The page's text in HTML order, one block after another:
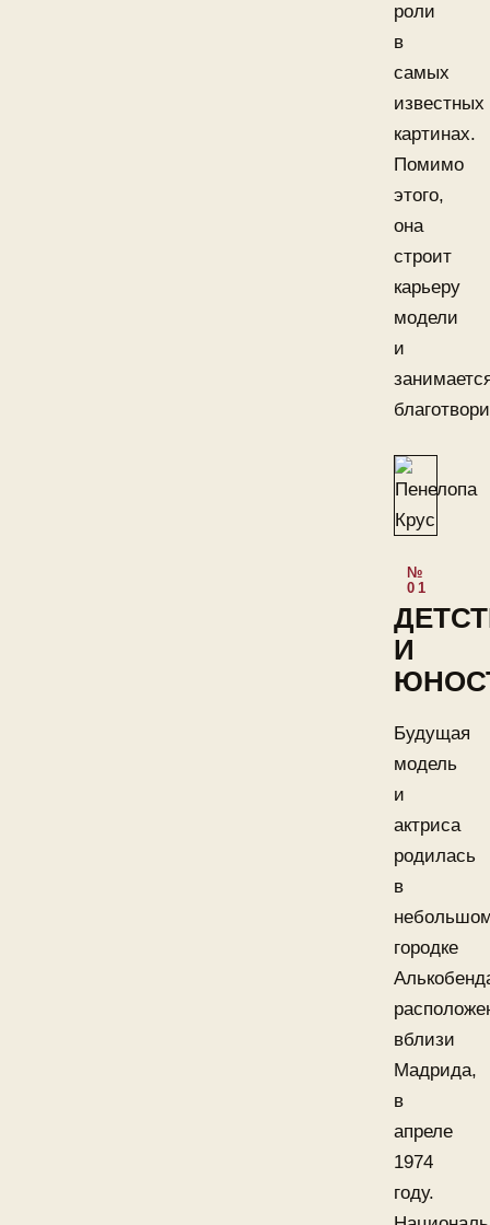
роли
в
самых
известных
картинах.
Помимо
этого,
она
строит
карьеру
модели
и
И
Будущая
модель
и
актриса
родилась
в
городке
вблизи
Мадрида,
в
апреле
1974
году.